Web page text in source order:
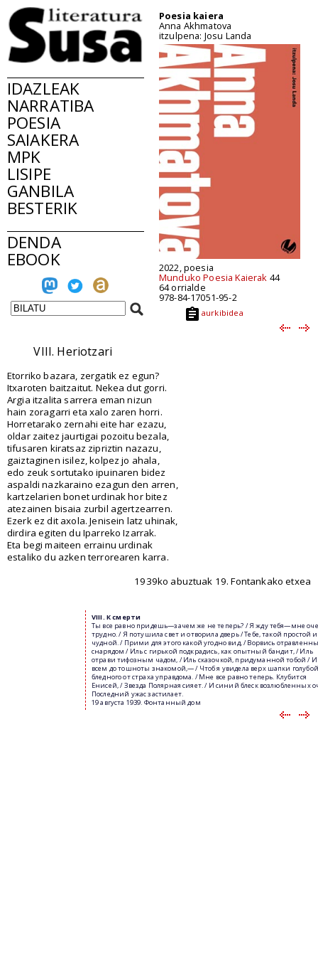
IDAZLEAK
NARRATIBA
POESIA
SAIAKERA
MPK
LISIPE
GANBILA
BESTERIK
DENDA
EBOOK
Poesia kaiera
Anna Akhmatova
itzulpena: Josu Landa
2022, poesia
Munduko Poesia Kaierak 44
64 orrialde
978-84-17051-95-2
aurkibidea
VIII. Heriotzari
Etorriko bazara, zergatik ez egun?
Itxaroten baitzaitut. Nekea dut gorri.
Argia itzalita sarrera eman nizun
hain zoragarri eta xalo zaren horri.
Horretarako zernahi eite har ezazu,
oldar zaitez jaurtigai pozoitu bezala,
tifusaren kiratsaz zipriztin nazazu,
gaiztaginen isilez, kolpez jo ahala,
edo zeuk sortutako ipuinaren bidez
aspaldi nazkaraino ezagun den arren,
kartzelarien bonet urdinak hor bitez
atezainen bisaia zurbil agertzearren.
Ezerk ez dit axola. Jenisein latz uhinak,
dirdira egiten du Iparreko Izarrak.
Eta begi maiteen errainu urdinak
estaliko du azken terrorearen karra.
1939ko abuztuak 19. Fontankako etxea
VIII. Ксмерти
Ты все равно придешь—зачем же не теперь? / Я жду тебя—мне
трудно. / Я потушила свет и отворила дверь / Тебе, такой простой и
чудной. / Прими для этого какой угодно вид, / Ворвись
снарядом / Иль с гирькой подкрадись, как опытный бандит, / Иль
отрави тифозным чадом, / Иль сказочкой, придуманной тобой / И
всем до тошноты знакомой,— / Чтоб я увидела верх шапки
бледного от страха управдома. / Мне все равно теперь. Клубится
Енисей, / Звезда Полярная сияет. / И синий блеск возлюбленных
Последний ужас застилает.
19 августа 1939. Фонтанный дом